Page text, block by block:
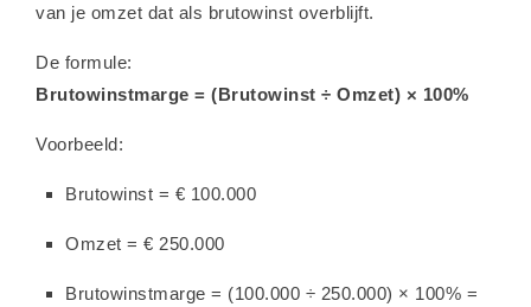
van je omzet dat als brutowinst overblijft.
De formule:
Brutowinstmarge = (Brutowinst ÷ Omzet) × 100%
Voorbeeld:
Brutowinst = € 100.000
Omzet = € 250.000
Brutowinstmarge = (100.000 ÷ 250.000) × 100% =